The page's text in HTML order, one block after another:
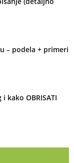
– podela + primeri
kako OBRISATI